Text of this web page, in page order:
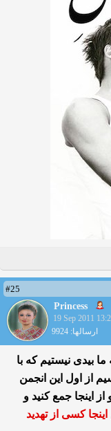
#25
Princess
19 Sep 2011
ارسالها: 9924
بیدی نیستیم كه با
از اول این انجمن
اینجا جمع كنید و
اینجا كسی از تهدید